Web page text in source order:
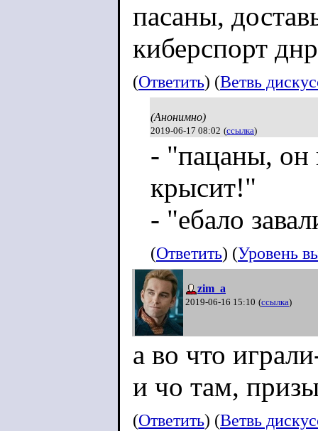
пасаны,
киберспорт днр
(Ответить) (Ветвь
(Анонимно)
2019-06-17 08:02 (ссылка)
- "пацаны, он
крысит!"
- "ебало
(Ответить) (Уровень
zim_a
2019-06-16 15:10 (ссылка)
а во что
и чо там,
(Ответить) (Ветвь